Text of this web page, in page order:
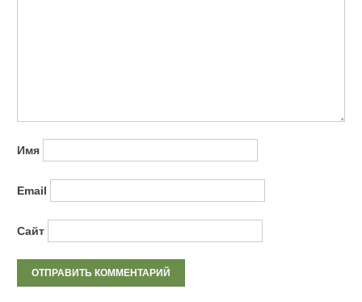
Имя
Email
Сайт